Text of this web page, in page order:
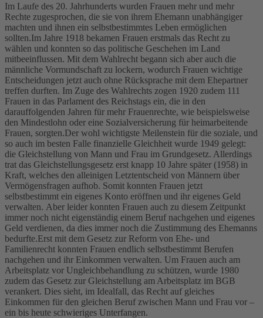
Im Laufe des 20. Jahrhunderts wurden Frauen mehr und mehr
Rechte zugesprochen, die sie von ihrem Ehemann unabhängiger
machten und ihnen ein selbstbestimmtes Leben ermöglichen
sollten.Im Jahre 1918 bekamen Frauen erstmals das Recht zu
wählen und konnten so das politische Geschehen im Land
mitbeeinflussen. Mit dem Wahlrecht begann sich aber auch die
männliche Vormundschaft zu lockern, wodurch Frauen wichtige
Entscheidungen jetzt auch ohne Rücksprache mit dem Ehepartner
treffen durften. Im Zuge des Wahlrechts zogen 1920 zudem 111
Frauen in das Parlament des Reichstags ein, die in den
darauffolgenden Jahren für mehr Frauenrechte, wie beispielsweise
den Mindestlohn oder eine Sozialversicherung für heimarbeitende
Frauen, sorgten.Der wohl wichtigste Meilenstein für die soziale, und
so auch im besten Falle finanzielle Gleichheit wurde 1949 gelegt:
die Gleichstellung von Mann und Frau im Grundgesetz. Allerdings
trat das Gleichstellungsgesetz erst knapp 10 Jahre später (1958) in
Kraft, welches den alleinigen Letztentscheid von Männern über
Vermögensfragen aufhob. Somit konnten Frauen jetzt
selbstbestimmt ein eigenes Konto eröffnen und ihr eigenes Geld
verwalten. Aber leider konnten Frauen auch zu diesem Zeitpunkt
immer noch nicht eigenständig einem Beruf nachgehen und eigenes
Geld verdienen, da dies immer noch die Zustimmung des Ehemanns
bedurfte.Erst mit dem Gesetz zur Reform von Ehe- und
Familienrecht konnten Frauen endlich selbstbestimmt Berufen
nachgehen und ihr Einkommen verwalten. Um Frauen auch am
Arbeitsplatz vor Ungleichbehandlung zu schützen, wurde 1980
zudem das Gesetz zur Gleichstellung am Arbeitsplatz im BGB
verankert. Dies sieht, im Idealfall, das Recht auf gleiches
Einkommen für den gleichen Beruf zwischen Mann und Frau vor –
ein bis heute schwieriges Unterfangen.